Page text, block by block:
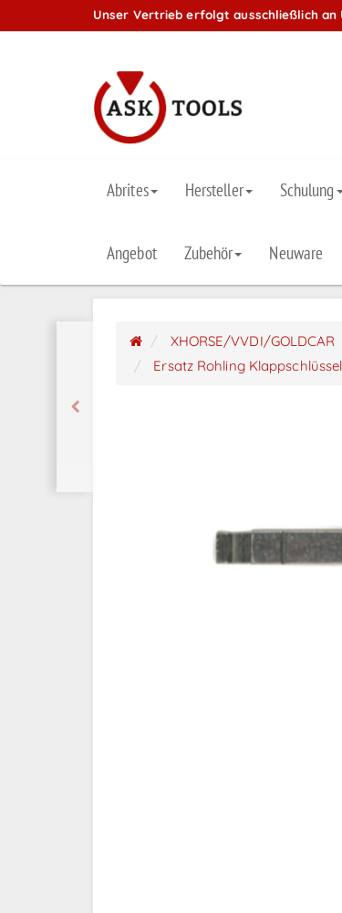
Unser Vertrieb erfolgt ausschließlich an
Abrites Hersteller Schulung
Angebot Zubehör Neuware
XHORSE/VVDI/GOLDCAR
Ersatz Rohling